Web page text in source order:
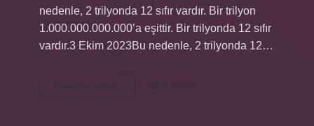
nedenle, 2 trilyonda 12 sıfır vardır. Bir trilyon
1.000.000.000.000’a eşittir. Bir trilyonda 12 sıfır
vardır.3 Ekim 2023Bu nedenle, 2 trilyonda 12…
Devamını okuyun
Trilyon
8 Yorum